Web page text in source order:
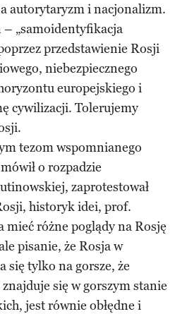
autorytaryzm i nacjonalizm.
– „samoidentyfikacja
przedstawienie Rosji
niebezpiecznego
europejskiego i
cywilizacji. Tolerujemy
tezom wspomnianego
o rozpadzie
zaprotestował
historyk idei, prof.
różne poglądy na Rosję
pisanie, że Rosja w
się tylko na gorsze, że
się w gorszym stanie
jest równie obłędne i